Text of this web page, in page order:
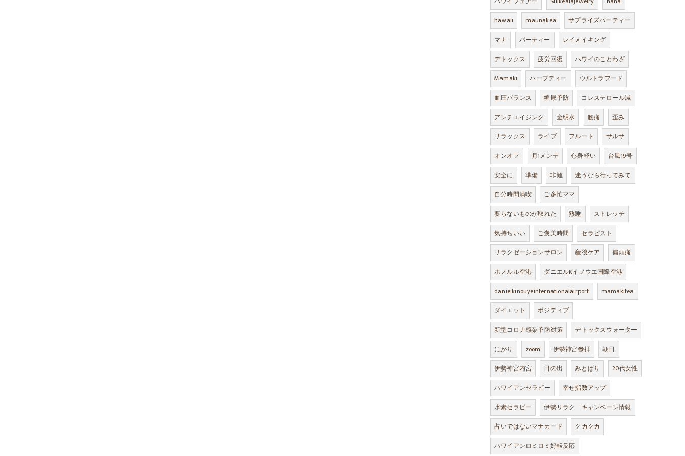
hawaii
maunakea
サプライズパーティー
マナ
パーティー
レイメイキング
デトックス
疲労回復
ハワイのことわざ
Mamaki
ハーブティー
ウルトラフード
血圧バランス
糖尿予防
コレステロール減
アンチエイジング
金明水 腰痛
歪み
リラックス
ライブ フルート
サルサ
オンオフ
月1メンテ 心身軽い
台風19号
安全に
準備 非難
迷うなら行ってみて
自分時間満喫
ご多忙ママ
要らないものが取れた
熟睡
ストレッチ
気持ちいい
ご褒美時間
セラピスト
リラクゼーションサロン
産後ケア
偏頭痛
ホノルル空港
ダニエルKイノウエ国際空港
danieikinouyeinternationalairport
mamakitea
ダイエット
ポジティブ
新型コロナ感染予防対策
デトックスウォーター
にがり
zoom 伊勢神宮参拝
朝日
伊勢神宮内宮
日の出 みとばり
20代女性
ハワイアンセラピー
幸せ指数アップ
水素セラピー
伊勢リラク キャンペーン情報
占いではないマナカード
クカクカ
ハワイアンロミロミ好転反応